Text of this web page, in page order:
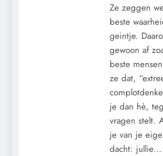
Ze zeggen
beste
geintje.
gewoon af
beste
ze dat,
je dan hè,
vragen stelt.
je van je
dacht: jullie…